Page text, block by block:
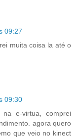
09:27
muita coisa la até o
09:30
e-virtua, comprei
agora quero
que veio no kinect